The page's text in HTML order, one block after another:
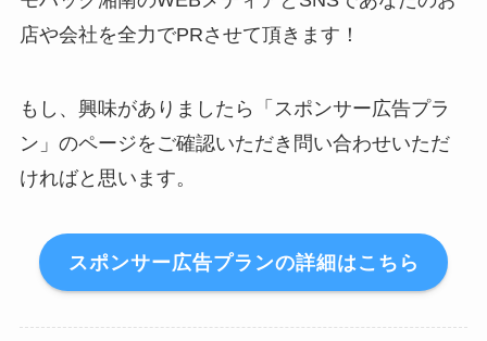
店や会社を全力でPRさせて頂きます！
もし、興味がありましたら「スポンサー広告プラ
ン」のページをご確認いただき問い合わせいただ
ければと思います。
スポンサー広告プランの詳細はこちら